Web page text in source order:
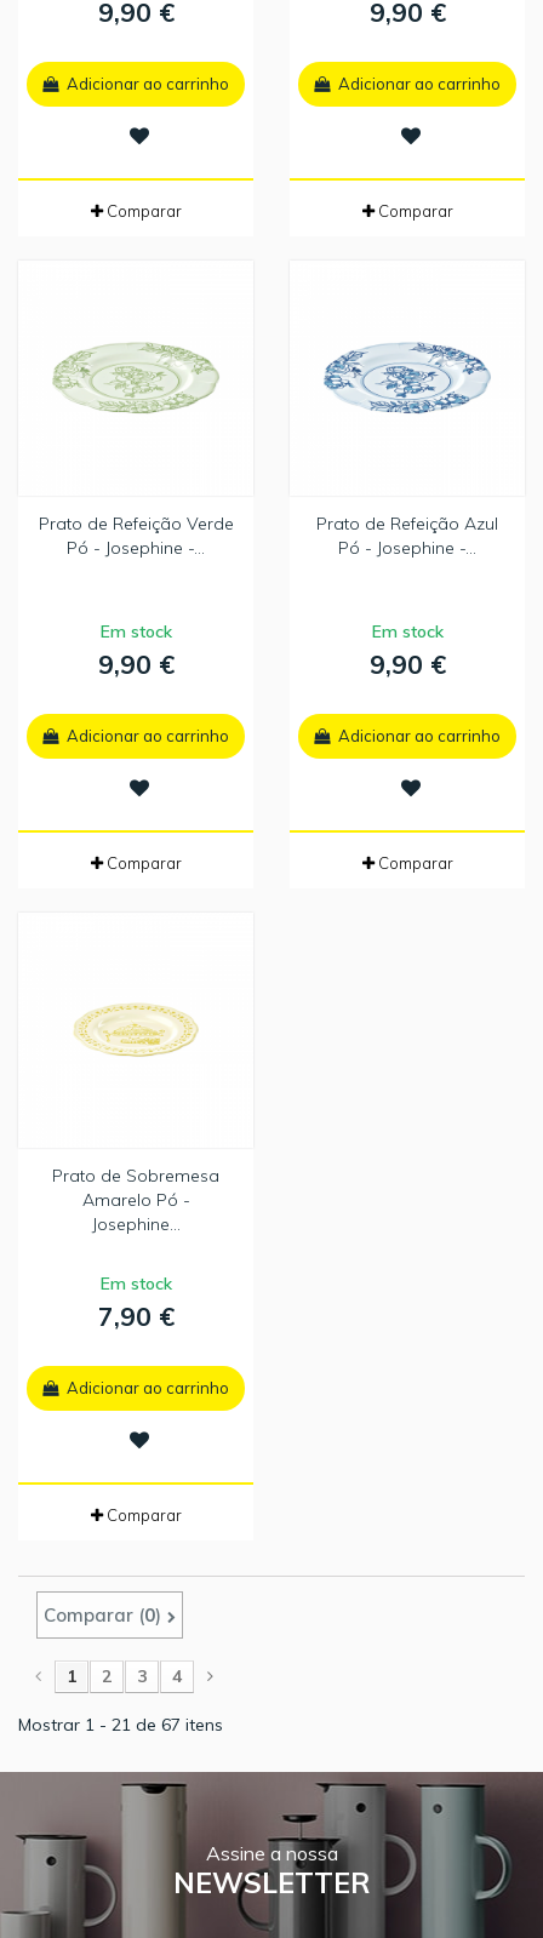
9,90 €
Adicionar ao carrinho
Comparar
9,90 €
Adicionar ao carrinho
Comparar
Prato de Refeição Verde
Pó - Josephine -...
Em stock
9,90 €
Adicionar ao carrinho
Comparar
Prato de Refeição Azul
Pó - Josephine -...
Em stock
9,90 €
Adicionar ao carrinho
Comparar
Prato de Sobremesa
Amarelo Pó -
Josephine...
Em stock
7,90 €
Adicionar ao carrinho
Comparar
Comparar (0)
1 2 3 4
Mostrar 1 - 21 de 67 itens
Assine a nossa
NEWSLETTER